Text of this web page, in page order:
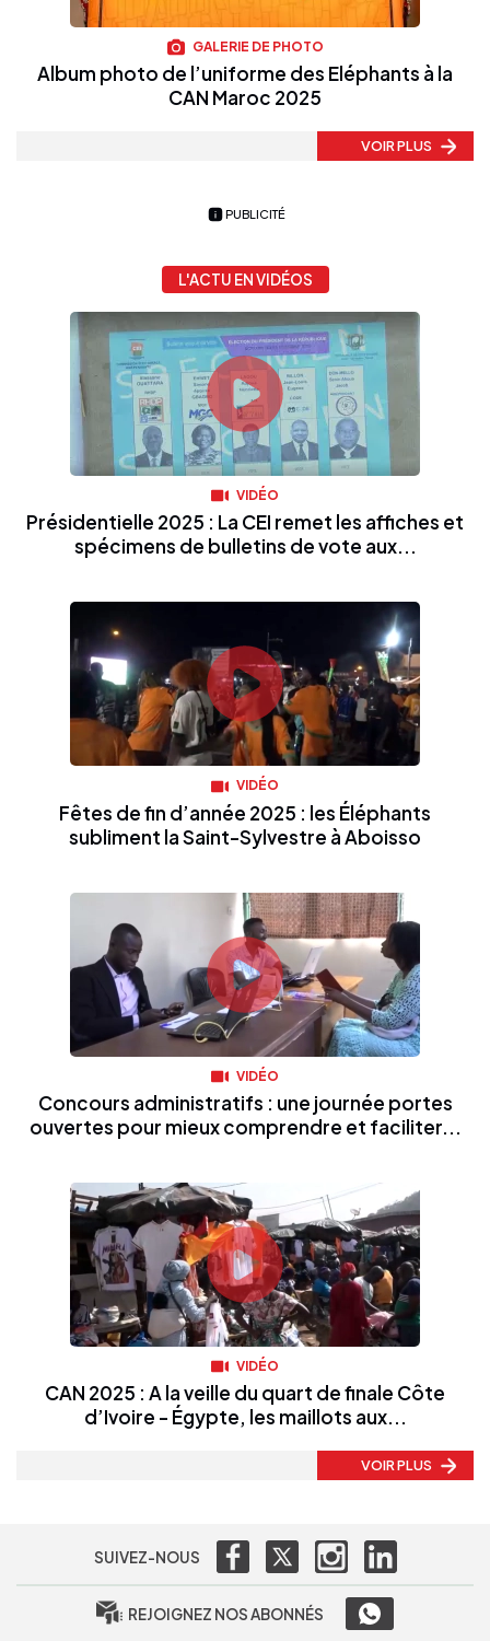
GALERIE DE PHOTO
Album photo de l’uniforme des Eléphants à la
CAN Maroc 2025
VOIR PLUS
PUBLICITÉ
L'ACTU EN VIDÉOS
VIDÉO
Présidentielle 2025 : La CEI remet les affiches et
spécimens de bulletins de vote aux...
VIDÉO
Fêtes de fin d’année 2025 : les Éléphants
subliment la Saint-Sylvestre à Aboisso
VIDÉO
Concours administratifs : une journée portes
ouvertes pour mieux comprendre et faciliter...
VIDÉO
CAN 2025 : A la veille du quart de finale Côte
d’Ivoire - Égypte, les maillots aux...
VOIR PLUS
SUIVEZ-NOUS
REJOIGNEZ NOS ABONNÉS